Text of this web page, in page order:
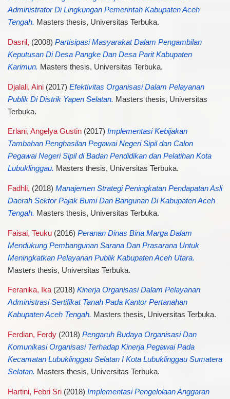
Administrator Di Lingkungan Pemerintah Kabupaten Aceh
Tengah. Masters thesis, Universitas Terbuka.
Dasril, (2008) Partisipasi Masyarakat Dalam Pengambilan
Keputusan Di Desa Pangke Dan Desa Parit Kabupaten
Karimun. Masters thesis, Universitas Terbuka.
Djalali, Aini(2017) Efektivitas Organisasi Dalam Pelayanan
Publik Di Distrik Yapen Selatan. Masters thesis, Universitas
Terbuka.
Erlani, Angelya Gustin(2017) Implementasi Kebijakan
Tambahan Penghasilan Pegawai Negeri Sipil dan Calon
Pegawai Negeri Sipil di Badan Pendidikan dan Pelatihan Kota
Lubuklinggau. Masters thesis, Universitas Terbuka.
Fadhli, (2018) Manajemen Strategi Peningkatan Pendapatan Asli
Daerah Sektor Pajak Bumi Dan Bangunan Di Kabupaten Aceh
Tengah. Masters thesis, Universitas Terbuka.
Faisal, Teuku(2016) Peranan Dinas Bina Marga Dalam
Mendukung Pembangunan Sarana Dan Prasarana Untuk
Meningkatkan Pelayanan Publik Kabupaten Aceh Utara.
Masters thesis, Universitas Terbuka.
Feranika, Ika(2018) Kinerja Organisasi Dalam Pelayanan
Administrasi Sertifikat Tanah Pada Kantor Pertanahan
Kabupaten Aceh Tengah. Masters thesis, Universitas Terbuka.
Ferdian, Ferdy(2018) Pengaruh Budaya Organisasi Dan
Komunikasi Organisasi Terhadap Kinerja Pegawai Pada
Kecamatan Lubuklinggau Selatan I Kota Lubuklinggau Sumatera
Selatan. Masters thesis, Universitas Terbuka.
Hartini, Febri Sri(2018) Implementasi Pengelolaan Anggaran